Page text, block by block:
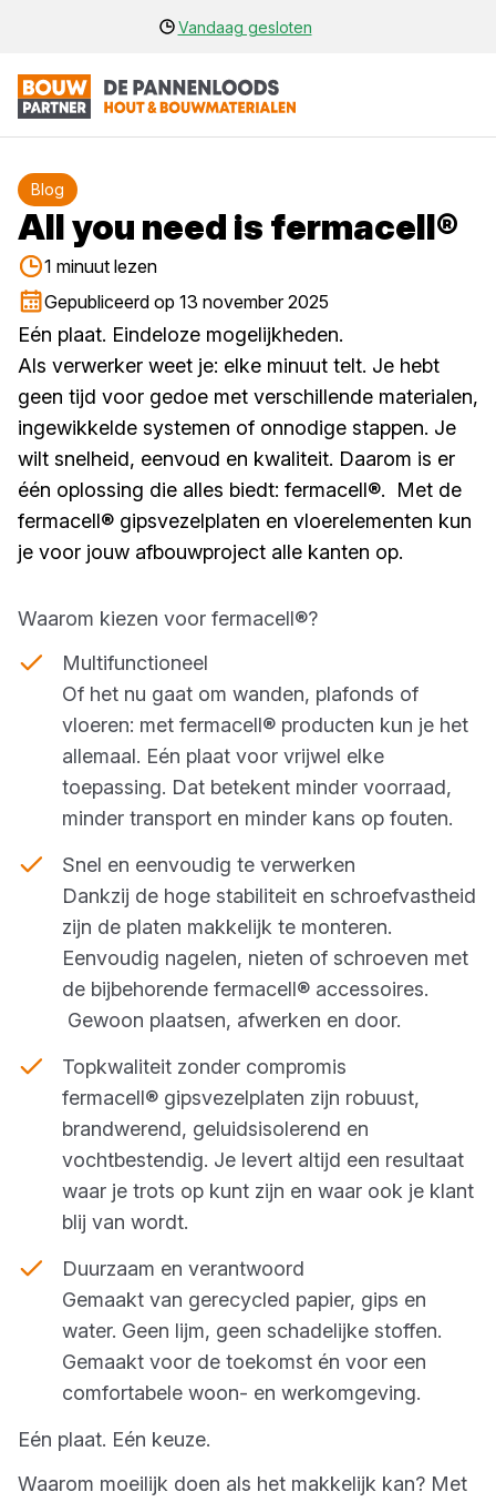
Vandaag gesloten
Blog
All you need is fermacell®
1 minuut lezen
Gepubliceerd op 13 november 2025
Eén plaat. Eindeloze mogelijkheden.
Als verwerker weet je: elke minuut telt. Je hebt
geen tijd voor gedoe met verschillende materialen,
ingewikkelde systemen of onnodige stappen. Je
wilt snelheid, eenvoud en kwaliteit. Daarom is er
één oplossing die alles biedt: fermacell®. Met de
fermacell® gipsvezelplaten en vloerelementen kun
je voor jouw afbouwproject alle kanten op.
Waarom kiezen voor fermacell®?
Multifunctioneel
Of het nu gaat om wanden, plafonds of
vloeren: met fermacell® producten kun je het
allemaal. Eén plaat voor vrijwel elke
toepassing. Dat betekent minder voorraad,
minder transport en minder kans op fouten.
Snel en eenvoudig te verwerken
Dankzij de hoge stabiliteit en schroefvastheid
zijn de platen makkelijk te monteren.
Eenvoudig nagelen, nieten of schroeven met
de bijbehorende fermacell® accessoires.
Gewoon plaatsen, afwerken en door.
Topkwaliteit zonder compromis
fermacell® gipsvezelplaten zijn robuust,
brandwerend, geluidsisolerend en
vochtbestendig. Je levert altijd een resultaat
waar je trots op kunt zijn en waar ook je klant
blij van wordt.
Duurzaam en verantwoord
Gemaakt van gerecycled papier, gips en
water. Geen lijm, geen schadelijke stoffen.
Gemaakt voor de toekomst én voor een
comfortabele woon- en werkomgeving.
Eén plaat. Eén keuze.
Waarom moeilijk doen als het makkelijk kan? Met